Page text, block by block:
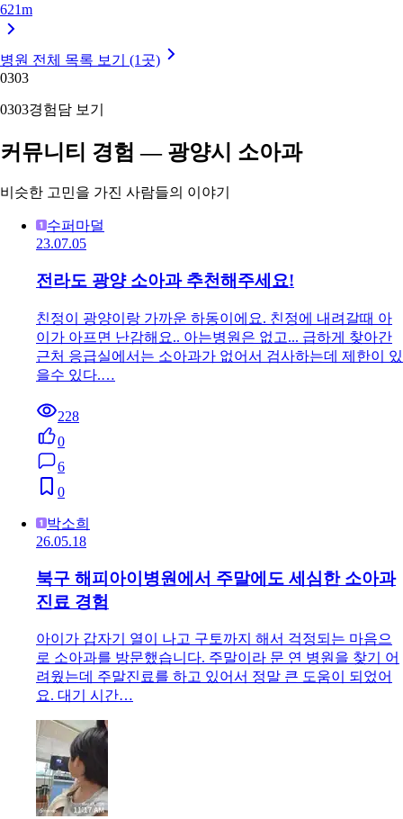
621m
병원 전체 목록 보기 (1곳)
0303
0303경험담 보기
커뮤니티 경험 — 광양시 소아과
비슷한 고민을 가진 사람들의 이야기
수퍼마덜
23.07.05
전라도 광양 소아과 추천해주세요!
친정이 광양이랑 가까운 하동이에요. 친정에 내려갈때 아
이가 아프면 난감해요.. 아는병원은 없고... 급하게 찾아간
근처 응급실에서는 소아과가 없어서 검사하는데 제한이 있
을수 있다.…
228
0
6
0
박소희
26.05.18
북구 해피아이병원에서 주말에도 세심한 소아과
진료 경험
아이가 갑자기 열이 나고 구토까지 해서 걱정되는 마음으
로 소아과를 방문했습니다. 주말이라 문 연 병원을 찾기 어
려웠는데 주말진료를 하고 있어서 정말 큰 도움이 되었어
요. 대기 시간…